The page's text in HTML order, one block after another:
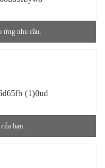
nhu cầu.
bạn.